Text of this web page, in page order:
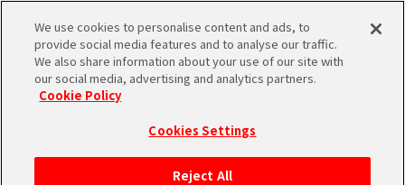
MEN
NOTICIAS
We use cookies to personalise content and ads, to
provide social media features and to analyse our traffic.
We also share information about your use of our site with
our social media, advertising and analytics partners.
Cookie Policy
Cookies Settings
Reject All